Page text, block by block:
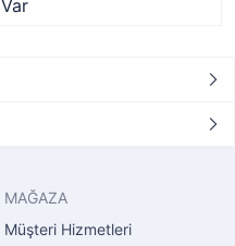
Var
MAĞAZA
Müşteri Hizmetleri